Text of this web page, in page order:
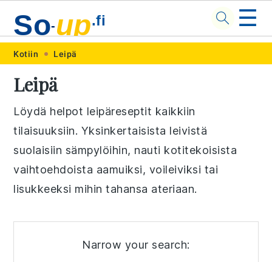
Skip
primary
navigation
Skip
main
content
Skip
primary
sidebar
Skip
footer
So-up.fi ☰
Kotiin Leipä
Leipä
Löydä helpot leipäreseptit kaikkiin
tilaisuuksiin. Yksinkertaisista leivistä
suolaisiin sämpylöihin, nauti kotitekoisista
vaihtoehdoista aamuiksi, voileiviksi tai
lisukkeeksi mihin tahansa ateriaan.
Narrow your search: